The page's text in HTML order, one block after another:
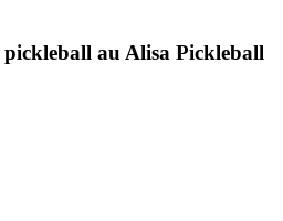
pickleball au Alisa Pickleball